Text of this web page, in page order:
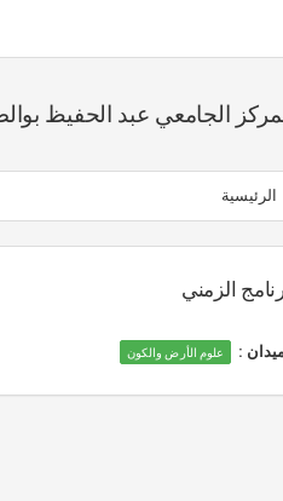
الجامعي عبد الحفيظ
الرئيسية
الزمني
: علوم الأرض والكون